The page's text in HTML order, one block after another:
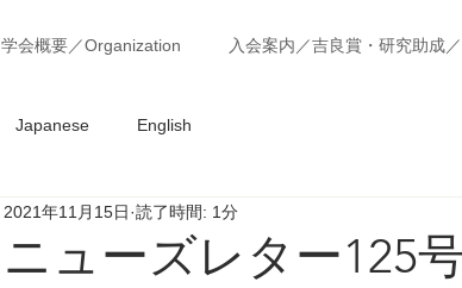
学会概要／Organization 入会案内／吉良賞・研究助成
Japanese English
ニューズレター125
2021年11月15日 読了時間: 1分